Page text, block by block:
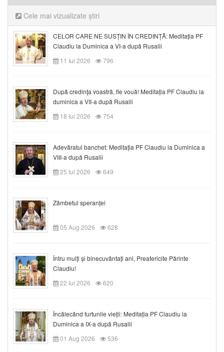
Cele mai vizualizate știri
CELOR CARE NE SUSȚIN ÎN CREDINȚĂ: Meditația PF
Claudiu la Duminica a VI-a după Rusalii
11 Iul 2026
796
După credinţa voastră, fie vouă! Meditația PF Claudiu la
duminica a VII-a după Rusalii
18 Iul 2026
754
Adevăratul banchet: Meditația PF Claudiu la Duminica a
VIII-a după Rusalii
25 Iul 2026
649
Zâmbetul speranței
05 Aug 2026 628
Întru mulți și binecuvântați ani, Preafericite Părinte
Claudiu!
22 Iul 2026
620
Încălecând furtunile vieții: Meditația PF Claudiu la
Duminica a IX-a după Rusalii
01 Aug 2026
536